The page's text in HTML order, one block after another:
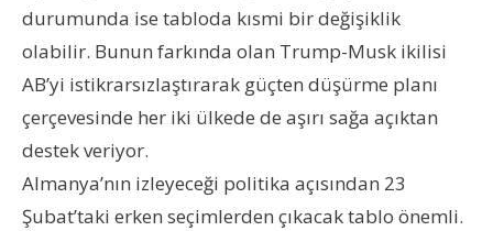
durumunda ise tabloda kısmi bir değişiklik
olabilir. Bunun farkında olan Trump-Musk ikilisi
AB’yi istikrarsızlaştırarak güçten düşürme planı
çerçevesinde her iki ülkede de aşırı sağa açıktan
destek veriyor.
Almanya’nın izleyeceği politika açısından 23
Şubat’taki erken seçimlerden çıkacak tablo önemli.